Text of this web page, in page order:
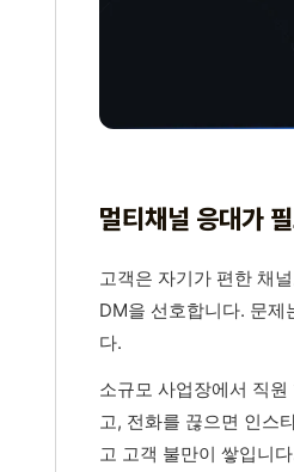
멀티채널 응대가
고객은 자기가 편한 채
DM을 선호합니다. 문제
다.
소규모 사업장에서 직
고, 전화를 끊으면 인스
고 고객 불만이 쌓입니